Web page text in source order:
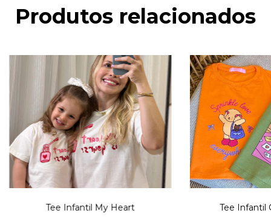
Produtos relacionados
Tee Infantil My Heart Tee Infantil